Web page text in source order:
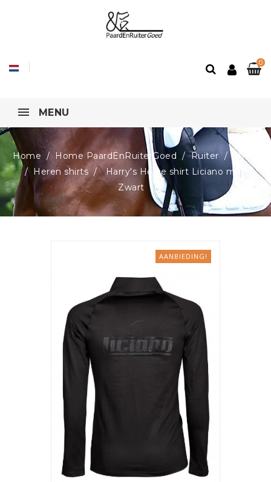
0
MENU
Home Home PaardEnRuiterGoed Ruiter
Shirts
Heren shirts
Harry's Horse shirt Liciano men,
Zwart
AANBIEDING!